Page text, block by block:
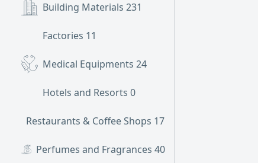
Building Materials 231
Factories 11
Medical Equipments 24
Hotels and Resorts 0
Restaurants & Coffee Shops 175
Perfumes and Fragrances 40